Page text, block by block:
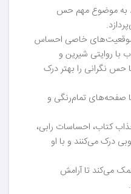
به موضوع مهم حس
موقعیت‌های خاصی احساس
با روایتی شیرین و
حس نگرانی را بهتر درک
صفحه‌های تمام‌رنگی و
کتاب، احساسات رابی،
درک می‌کنند و با او
می‌کند تا آرامش